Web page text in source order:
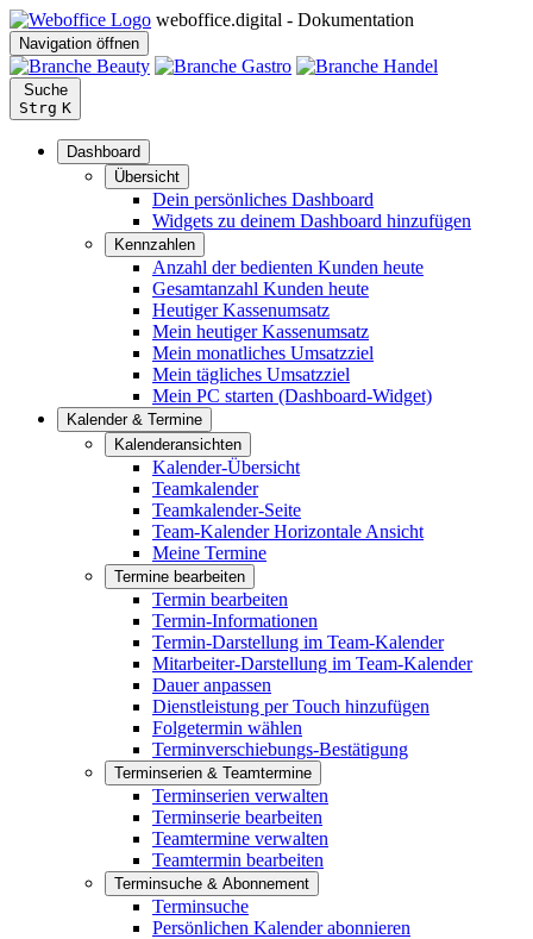
weboffice.digital - Dokumentation
Navigation öffnen
Suche
Strg K
Dashboard
Übersicht
Dein persönliches Dashboard
Widgets zu deinem Dashboard hinzufügen
Kennzahlen
Anzahl der bedienten Kunden heute
Gesamtanzahl Kunden heute
Heutiger Kassenumsatz
Mein heutiger Kassenumsatz
Mein monatliches Umsatzziel
Mein tägliches Umsatzziel
Mein PC starten (Dashboard-Widget)
Kalender & Termine
Kalenderansichten
Kalender-Übersicht
Teamkalender
Teamkalender-Seite
Team-Kalender Horizontale Ansicht
Meine Termine
Termine bearbeiten
Termin bearbeiten
Termin-Informationen
Termin-Darstellung im Team-Kalender
Mitarbeiter-Darstellung im Team-Kalender
Dauer anpassen
Dienstleistung per Touch hinzufügen
Folgetermin wählen
Terminverschiebungs-Bestätigung
Terminserien & Teamtermine
Terminserien verwalten
Terminserie bearbeiten
Teamtermine verwalten
Teamtermin bearbeiten
Terminsuche & Abonnement
Terminsuche
Persönlichen Kalender abonnieren